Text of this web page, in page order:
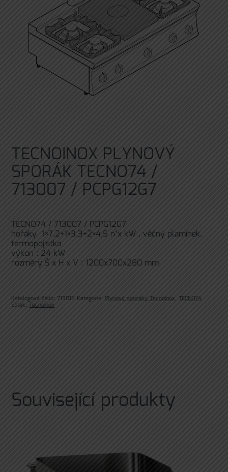
TECNOINOX PLYNOVÝ
SPORÁK TECNO74 /
713007 / PCPG12G7
TECNO74 / 713007 / PCPG12G7
hořáky 1×7,2+1×3,3+2×4,5 n°x kW , věčný plamínek,
termopojistka
výkon : 24 kW
rozměry Š x H x V : 1200x700x280 mm
Katalogové číslo:713018 Kategorie:Plynový sporáky Tecnoinox,TECNO74
Štítek: Tecnoinox
Související produkty